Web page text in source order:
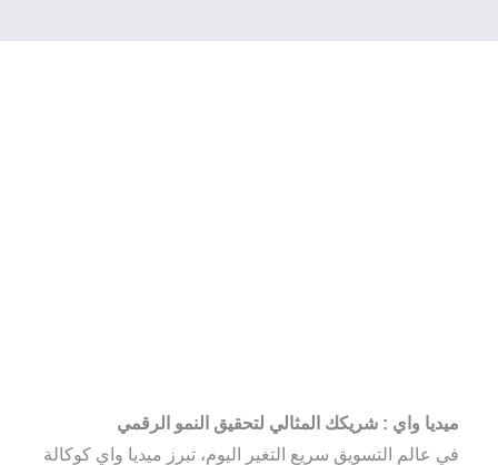
ميديا واي : شريكك المثالي لتحقيق النمو الرقمي
في عالم التسويق سريع التغير اليوم، تبرز ميديا واي كوكالة